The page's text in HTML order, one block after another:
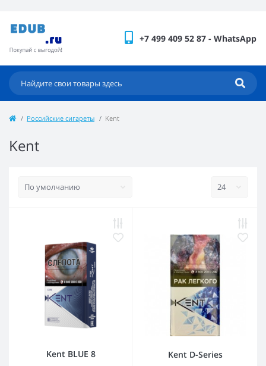
+7 499 409 52 87 - WhatsApp
Российские сигареты Kent
Kent
Kent BLUE 8 Kent D-Series